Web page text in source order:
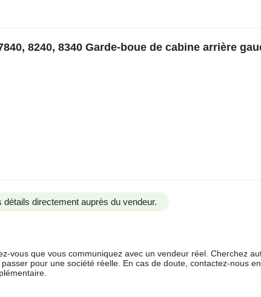
8240, 8340 Garde-boue de cabine arrière
directement auprès du vendeur.
vous que vous communiquez avec un vendeur réel. Cherchez
pour une société réelle. En cas de doute, contactez-nous